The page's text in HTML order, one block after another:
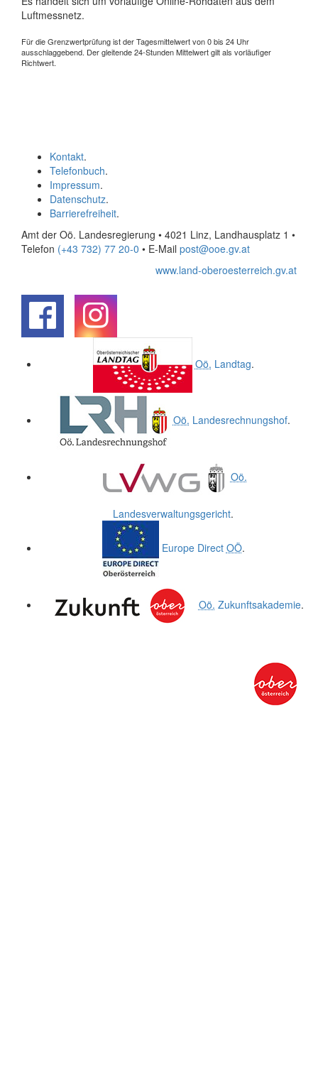
Luftmessnetz.
Für die Grenzwertprüfung ist der Tagesmittelwert von 0 bis 24 Uhr
ausschlaggebend. Der gleitende 24-Stunden Mittelwert gilt als vorläufiger
Richtwert.
Kontakt.
Telefonbuch.
Impressum.
Datenschutz.
Barrierefreiheit.
Amt der Oö. Landesregierung • 4021 Linz, Landhausplatz 1 •
Telefon (+43 732) 77 20-0 • E-Mail post@ooe.gv.at
www.land-oberoesterreich.gv.at
Oö. Landtag.
Oö. Landesrechnungshof.
Oö.
Landesverwaltungsgericht.
Europe Direct OÖ.
Oö. Zukunftsakademie.